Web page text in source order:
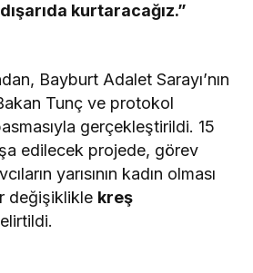
kurtaracağız.”
Bayburt Adalet Sarayı’nın
Tunç ve protokol
gerçekleştirildi. 15
edilecek projede, görev
yarısının kadın olması
değişiklikle kreş